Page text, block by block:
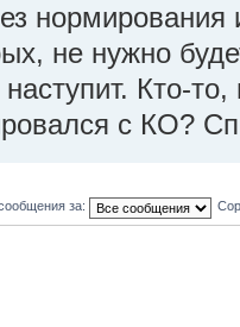
нормирования
не нужно
Кто-
с КО?
за: